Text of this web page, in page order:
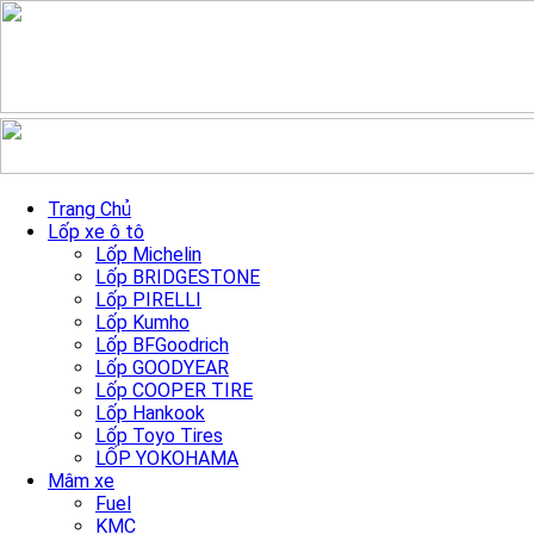
Trang Chủ
Lốp xe ô tô
Lốp Michelin
Lốp BRIDGESTONE
Lốp PIRELLI
Lốp Kumho
Lốp BFGoodrich
Lốp GOODYEAR
Lốp COOPER TIRE
Lốp Hankook
Lốp Toyo Tires
LỐP YOKOHAMA
Mâm xe
Fuel
KMC
Mâm xe 16 inch Xám PCD
4X100/114.3 mẫu 6273
Trang chủ »Sản Phẩm mâm xe
4X100/114.3 mẫu 6273
Previous Next